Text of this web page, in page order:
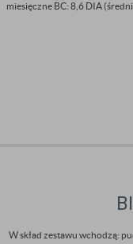
miesięczne BC: 8,6 DIA
W skład zestawu wchodzą: